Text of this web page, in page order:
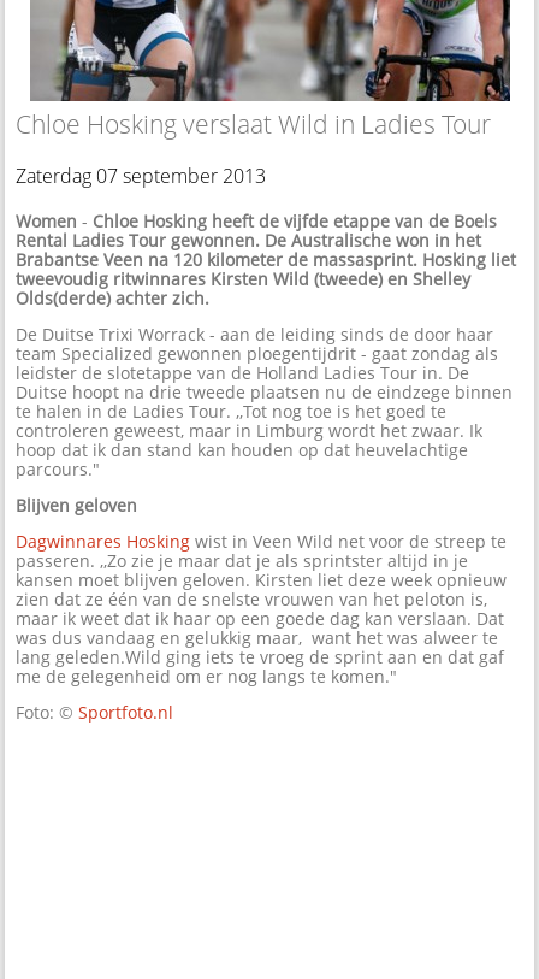
Chloe Hosking verslaat Wild in Ladies Tour
Zaterdag 07 september 2013
Women - Chloe Hosking heeft de vijfde etappe van de Boels
Rental Ladies Tour gewonnen. De Australische won in het
Brabantse Veen na 120 kilometer de massasprint. Hosking liet
tweevoudig ritwinnares Kirsten Wild (tweede) en Shelley
Olds(derde) achter zich.
De Duitse Trixi Worrack - aan de leiding sinds de door haar
team Specialized gewonnen ploegentijdrit - gaat zondag als
leidster de slotetappe van de Holland Ladies Tour in. De
Duitse hoopt na drie tweede plaatsen nu de eindzege binnen
te halen in de Ladies Tour. ,,Tot nog toe is het goed te
controleren geweest, maar in Limburg wordt het zwaar. Ik
hoop dat ik dan stand kan houden op dat heuvelachtige
parcours."
Blijven geloven
Dagwinnares Hosking wist in Veen Wild net voor de streep te
passeren. ,,Zo zie je maar dat je als sprintster altijd in je
kansen moet blijven geloven. Kirsten liet deze week opnieuw
zien dat ze één van de snelste vrouwen van het peloton is,
maar ik weet dat ik haar op een goede dag kan verslaan. Dat
was dus vandaag en gelukkig maar, want het was alweer te
lang geleden.Wild ging iets te vroeg de sprint aan en dat gaf
me de gelegenheid om er nog langs te komen."
Foto: ©Sportfoto.nl